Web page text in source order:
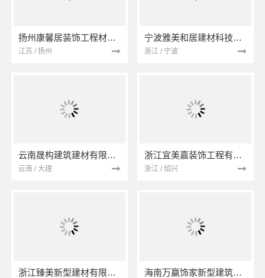
扬州康馨居装饰工程材料有限公司
江苏 / 扬州
宁波雅美和居建材科技有限公司
浙江 / 宁波
云南晟构建筑建材有限公司
云南 / 大理
浙江宜美嘉装饰工程有限公司
浙江 / 绍兴
浙江臻美新型建材有限公司 海南万赢饰家新型建筑材料有限公司